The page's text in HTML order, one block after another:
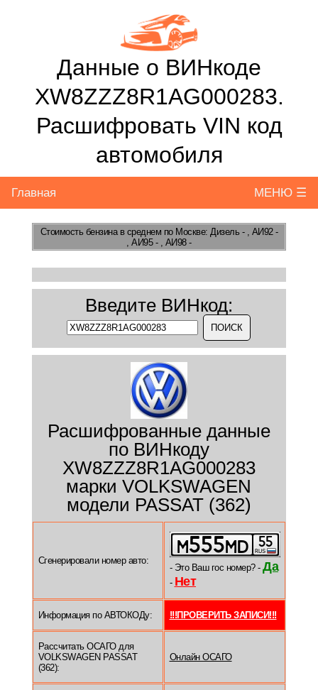
Данные о ВИНкоде
XW8ZZZ8R1AG000283.
Расшифровать VIN код
автомобиля
Главная МЕНЮ ☰
Стоимость бензинав среднем по Москве: Дизель - , АИ92 -
, АИ95 - , АИ98 -
Введите ВИНкод:
Расшифрованные данные
по ВИНкоду
XW8ZZZ8R1AG000283
марки VOLKSWAGEN
модели PASSAT (362)
Сгенерировали номер авто:
- Это Ваш гос номер? - Да
- Нет
Информация по АВТОКОДу: !!!ПРОВЕРИТЬ ЗАПИСИ!!!
Рассчитать ОСАГО для
VOLKSWAGEN PASSAT
(362):
Онлайн ОСАГО